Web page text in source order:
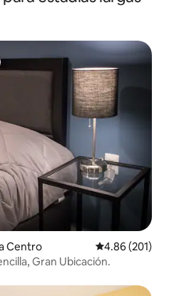
Centro Calificación
4.86 (201)
Gran Ubicación.